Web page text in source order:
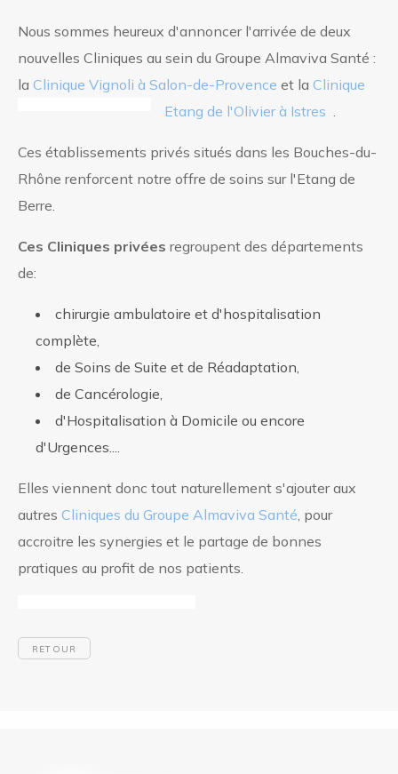
Nous sommes heureux d'annoncer l'arrivée de deux
nouvelles Cliniques au sein du Groupe Almaviva Santé :
la Clinique Vignoli à Salon-de-Provence et la Clinique
Etang de l'Olivier à Istres
Ces établissements privés situés dans les Bouches-du-
Rhône renforcent notre offre de soins sur l'Etang de
Berre.
Ces Cliniques privées regroupent des départements
de:
chirurgie ambulatoire et d'hospitalisation
complète,
de Soins de Suite et de Réadaptation,
de Cancérologie,
d'Hospitalisation à Domicile ou encore
d'Urgences....
Elles viennent donc tout naturellement s'ajouter aux
autres Cliniques du Groupe Almaviva Santé , pour
accroitre les synergies et le partage de bonnes
pratiques au profit de nos patients.
RETOUR